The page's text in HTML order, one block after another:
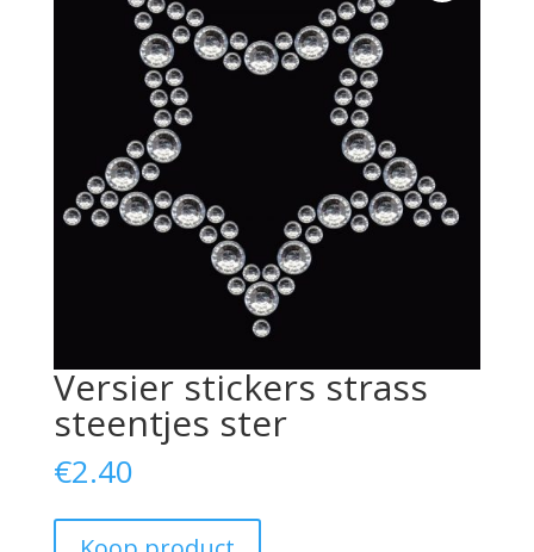
Versier stickers strass
steentjes ster
€2.40